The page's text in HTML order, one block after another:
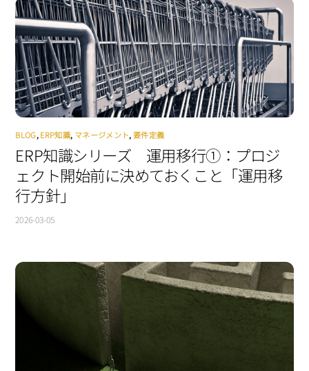
BLOG,ERP知識, マネージメント,要件定義
ERP知識シリーズ 運用移行①：プロジ
ェクト開始前に決めておくこと「運用移
行方針」
2026-03-05